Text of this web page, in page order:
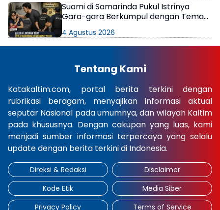
Suami di Samarinda Pukul Istrinya
Gara-gara Berkumpul dengan Teman
4 Agustus 2026
Tentang Kami
Katakaltim.com, portal berita terkini dengan
rubrikasi beragam, menyajikan informasi aktual
seputar Nasional pada umumnya, dan wilayah Kaltim
pada khususnya. Dengan cakupan yang luas, kami
menjadi sumber informasi terpercaya yang selalu
update dengan berita terkini di Indonesia.
Direksi & Redaksi
Disclaimer
Kode Etik
Media Siber
Privacy Policy
Terms of Service